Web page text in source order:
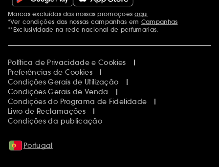
Menções adicionais
Marcas excluídas das nossas promoçõesaqui
*Ver condições das nossas campanhas em Campanhas
**Exclusividade na rede nacional de perfumarias.
Política de Privacidade e Cookies
Preferências de Cookies
Condições Gerais de Utilização
Condições Gerais de Venda
Condições do Programa de Fidelidade
Livro de Reclamações
Condições da publicação
Portugal